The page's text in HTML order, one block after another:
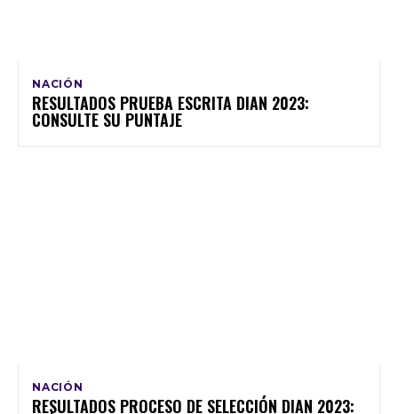
NACIÓN
RESULTADOS PRUEBA ESCRITA DIAN 2023:
CONSULTE SU PUNTAJE
NACIÓN
RESULTADOS PROCESO DE SELECCIÓN DIAN 2023: